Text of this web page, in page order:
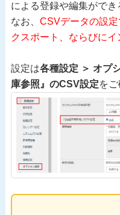
による登録や編集ができ
なお、 CSVデータの設
クスポート、ならびに
設定は各種設定 ＞ オプ
庫参照』のCSV設定をご